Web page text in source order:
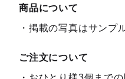
商品について
掲載の写真はサンプ
ご注文について